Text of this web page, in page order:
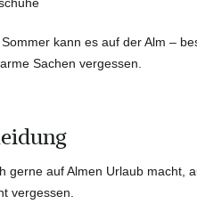
kann es auf der Alm –
Sachen vergessen.
gerne auf Almen Urlaub macht,
vergessen.